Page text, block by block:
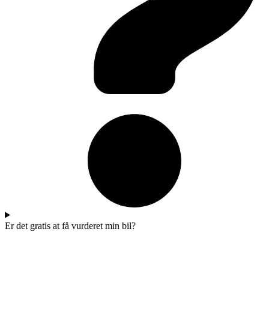
Er det gratis at få vurderet min bil?